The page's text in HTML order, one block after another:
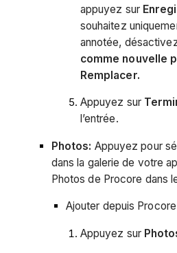
appuyez sur
souhaitez
annotée,
comme nouvelle
Remplacer.
Appuyez sur
l’entrée.
Photos: Appuyez pour
dans la galerie de votre
Photos de Procore dans
Ajouter depuis Procore
Appuyez sur